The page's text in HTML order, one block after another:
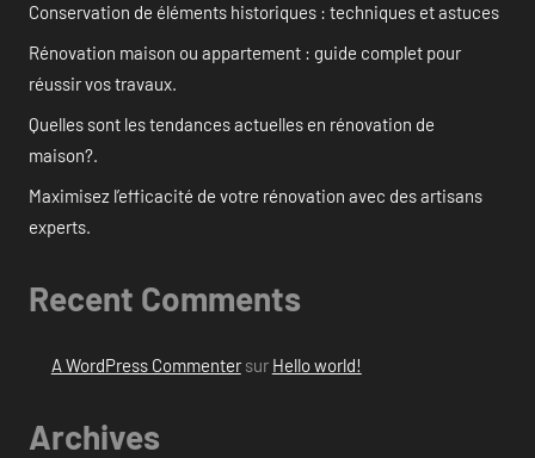
Conservation de éléments historiques : techniques et astuces
Rénovation maison ou appartement : guide complet pour
réussir vos travaux.
Quelles sont les tendances actuelles en rénovation de
maison?.
Maximisez l’efficacité de votre rénovation avec des artisans
experts.
Recent Comments
A WordPress Commentersur Hello world!
Archives